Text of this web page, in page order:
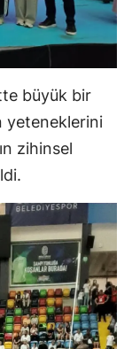
Tunceli
Şanlıurfa
Uşak
Van
Yozgat
Aksaray
Bayburt
Karaman
Kırıkkale
büyük bir
yeteneklerini
zihinsel